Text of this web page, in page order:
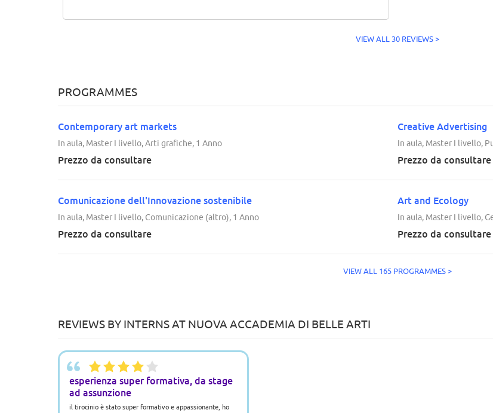
VIEW ALL 30 REVIEWS >
PROGRAMMES
Contemporary art markets
In aula, Master I livello, Arti grafiche, 1 Anno
Prezzo da consultare
Creative Advertising
In aula, Master I livello,
Prezzo da consultare
Comunicazione dell'Innovazione sostenibile
In aula, Master I livello, Comunicazione (altro), 1 Anno
Prezzo da consultare
Art and Ecology
In aula, Master I livello,
Prezzo da consultare
VIEW ALL 165 PROGRAMMES >
REVIEWS BY INTERNS AT NUOVA ACCADEMIA DI BELLE ARTI
esperienza super formativa, da stage
ad assunzione
il tirocinio è stato super formativo e appassionante, ho